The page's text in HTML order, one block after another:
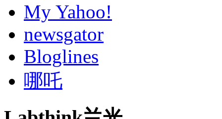
My Yahoo!
newsgator
Bloglines
哪吒